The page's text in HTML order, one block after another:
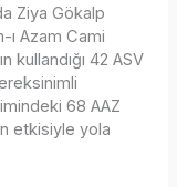
Ziya Gökalp
ı Azam Cami
kullandığı 42 ASV
68 AAZ
etkisiyle yola